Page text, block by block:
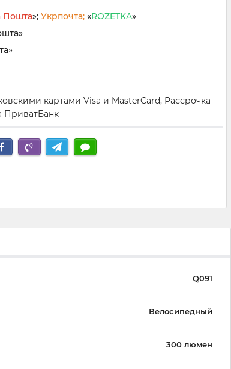
Пошта»; Укрпочта; «ROZETKA»
картами Visa и MasterCard, Рассрочка
ПриватБанк
Q091
Велосипедный
300 люмен